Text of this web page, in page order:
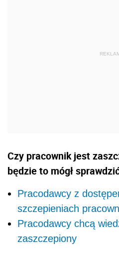
Czy pracownik jest
będzie to mógł
Pracodawcy z
szczepieniach
Pracodawcy chcą
zaszczepiony